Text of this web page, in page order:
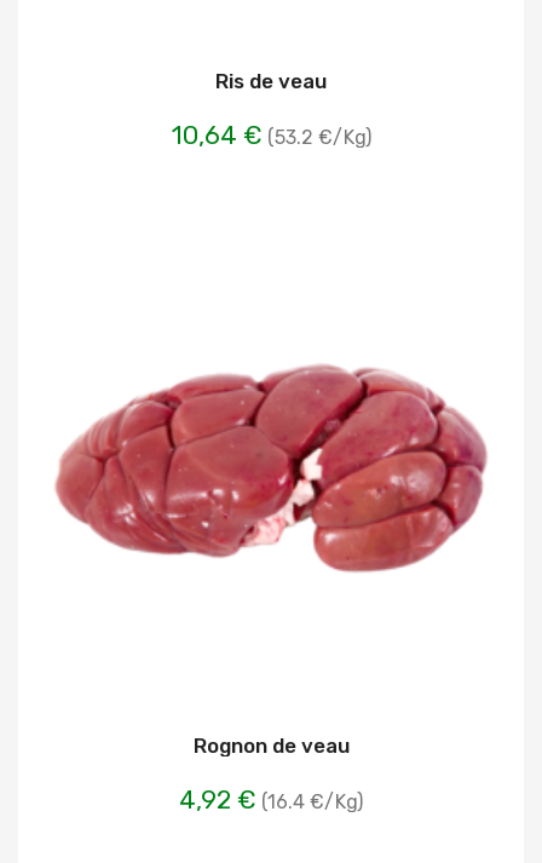
Ris de veau
10,64 € (53.2 €/Kg)
Rognon de veau
4,92 € (16.4 €/Kg)